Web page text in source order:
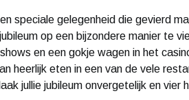
speciale gelegenheid die gevierd
op een bijzondere manier te
en een gokje wagen in het
heerlijk eten in een van de vele
jullie jubileum onvergetelijk en vier